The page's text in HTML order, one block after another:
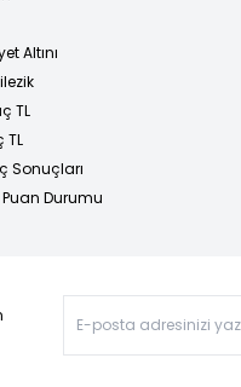
Altını
TL
TL
Sonuçları
Durumu